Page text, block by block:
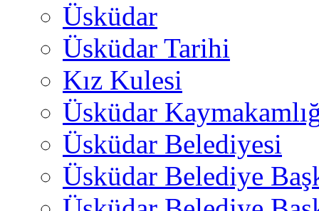
Üsküdar
Üsküdar Tarihi
Kız Kulesi
Üsküdar
Üsküdar Belediyesi
Üsküdar Belediye